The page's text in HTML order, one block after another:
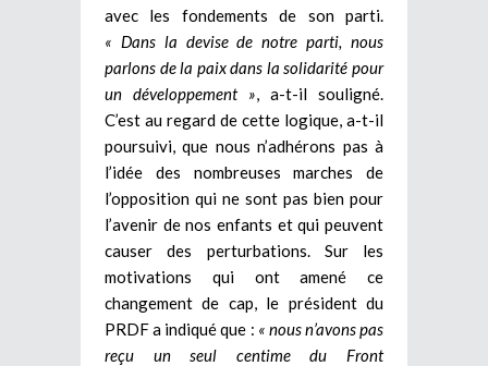
avec les fondements de son parti.
« Dans la devise de notre parti, nous
parlons de la paix dans la solidarité pour
un développement » , a-t-il souligné.
C’est au regard de cette logique, a-t-il
poursuivi, que nous n’adhérons pas à
l’idée des nombreuses marches de
l’opposition qui ne sont pas bien pour
l’avenir de nos enfants et qui peuvent
causer des perturbations. Sur les
motivations qui ont amené ce
changement de cap, le président du
PRDF a indiqué que : « nous n’avons pas
reçu un seul centime du Front